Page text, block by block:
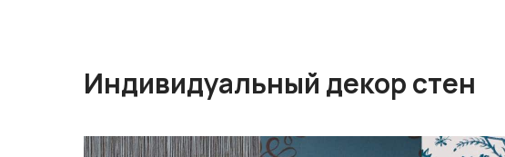
Индивидуальный декор стен